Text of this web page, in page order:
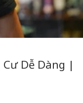
Dễ Dàng |